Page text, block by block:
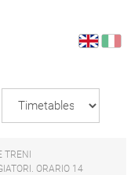
TRENI
ORARIO 14